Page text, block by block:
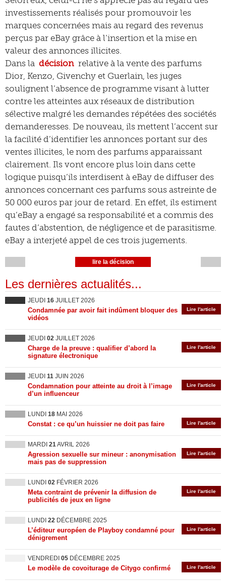
investissements réalisés pour promouvoir les
marques concernées mais au regard des revenus
perçus par eBay grâce à l’insertion et la mise en
valeur des annonces illicites.
Dans la décision relative à la vente des parfums
Dior, Kenzo, Givenchy et Guerlain, les juges
soulignent l’absence de programme visant à lutter
contre les atteintes aux réseaux de distribution
sélective malgré les demandes répétées des sociétés
demanderesses. De nouveau, ils mettent l’accent sur
la facilité d’identifier les annonces portant sur des
ventes illicites, le nom des parfums apparaissant
clairement. Ils vont encore plus loin dans cette
logique puisqu’ils interdisent à eBay de diffuser des
annonces concernant ces parfums sous astreinte de
50 000 euros par jour de retard. En effet, ils estiment
qu’eBay a engagé sa responsabilité et a commis des
fautes d’abstention, de négligence et de parasitisme.
eBay a interjeté appel de ces trois jugements.
lire la décision
Les dernières actualités...
JEUDI 16 JUILLET 2026
Lire l'article
Condamnée par avoir fait indûment bloquer des
vidéos
JEUDI 02 JUILLET 2026
Lire l'article
Charge de la preuve : qualifier d’abord la
signature électronique
JEUDI 11 JUIN 2026
Lire l'article
Condamnation pour atteinte au droit à l’image
d’un influenceur
LUNDI 18 MAI 2026
Lire l'article
Constat : ce qu’un huissier ne doit pas faire
MARDI 21AVRIL 2026
Lire l'article
Agression sexuelle sur mineur : anonymisation
mais pas de suppression
LUNDI 02 FÉVRIER 2026
Lire l'article
Meta contraint de prévenir la diffusion de
publicités de jeux en ligne
LUNDI 22 DÉCEMBRE 2025
Lire l'article
L’éditeur européen de Playboy condamné pour
dénigrement
VENDREDI 05 DÉCEMBRE 2025
Lire l'article
Le modèle de covoiturage de Citygo confirmé